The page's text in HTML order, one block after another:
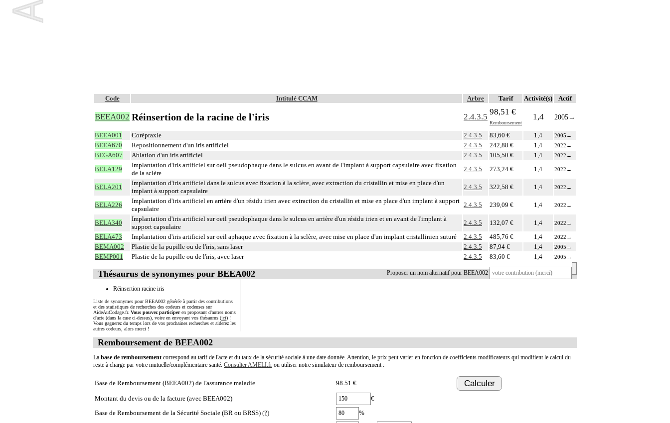
Code Intitulé CCAM Arbre Tarif Activité(s) Actif
BEEA002 Réinsertion de la racine de l'iris 2.4.3.5
98,51 €
Remboursement
1,4 2005→
BEEA001 Corépraxie 2.4.3.5 83,60 € 1,4 2005 →
BEEA670 Repositionnement d'un iris artificiel 2.4.3.5 242,88 € 1,4 2022 →
BEGA607 Ablation d'un iris artificiel 2.4.3.5 105,50 € 1,4 2022 →
BELA129
Implantation d'iris artificiel sur oeil pseudophaque dans le sulcus en avant de l'implant à support capsulaire avec fixation
de la sclère
2.4.3.5 273,24 € 1,4 2022 →
BELA201
Implantation d'iris artificiel dans le sulcus avec fixation à la sclère, avec extraction du cristallin et mise en place d'un
implant à support capsulaire
2.4.3.5 322,58 € 1,4 2022 →
BELA226
Implantation d'iris artificiel en arrière d'un résidu irien avec extraction du cristallin et mise en place d'un implant à support
capsulaire
2.4.3.5 239,09 € 1,4 2022 →
BELA340
Implantation d'iris artificiel sur oeil pseudophaque dans le sulcus en arrière d'un résidu irien et en avant de l'implant à
support capsulaire
2.4.3.5 132,07 € 1,4 2022 →
BELA473 Implantation d'iris artificiel sur oeil aphaque avec fixation à la sclère, avec mise en place d'un implant cristallinien suturé 2.4.3.5 485,76 € 1,4 2022 →
BEMA002 Plastie de la pupille ou de l'iris, sans laser 2.4.3.5 87,94 € 1,4 2005 →
BEMP001 Plastie de la pupille ou de l'iris, avec laser 2.4.3.5 83,60 € 1,4 2005 →
Proposer un nom alternatif pour BEEA002
Thésaurus de synonymes pour BEEA002
Réinsertion racine iris
Liste de synonymes pour BEEA002 générée à partir des contributions
et des statistiques de recherches des codeurs et codeuses sur
AideAuCodage.fr. Vous pouvez participeren proposant d'autres noms
d'acte (dans la case ci-dessus), voire en envoyant vos thésaurus (ici) !
Vous gagnerez du temps lors de vos prochaines recherches et aiderez les
autres codeurs, alors merci !
Remboursement de BEEA002
La base de remboursement correspond au tarif de l'acte et du taux de la sécurité sociale à une date donnée. Attention, le prix peut varier en fonction de coefficients modificateurs qui modifient le calcul du
reste à charge par votre mutuelle/complémentaire santé. Consulter AMELI.fr ou utiliser notre simulateur de remboursement :
Base de Remboursement (BEEA002) de l'assurance maladie 98.51 € Calculer
Montant du devis ou de la facture (avec BEEA002)
€
Base de Remboursement de la Sécurité Sociale (BR ou BRSS) (?)
%